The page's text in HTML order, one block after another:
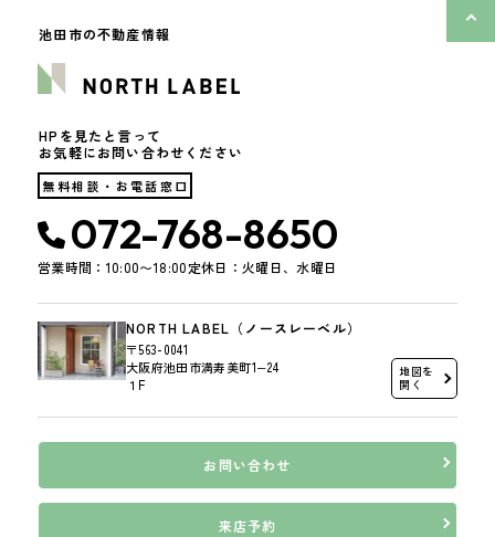
池田市の不動産情報
HPを見たと言って
お気軽にお問い合わせください
無料相談・お電話窓口
072-768-8650
営業時間：10:00〜18:00定休日：火曜日、水曜日
NORTH LABEL（ノースレーベル）
〒563-0041
大阪府池田市満寿美町1−24
１F
地図を
開く
お問い合わせ
来店予約